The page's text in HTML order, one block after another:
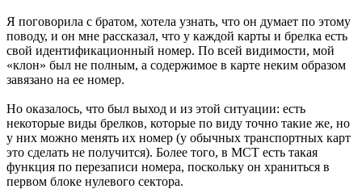
Я поговорила с братом, хотела узнать, что он думает по этому
поводу, и он мне рассказал, что у каждой карты и брелка есть
свой идентификационный номер. По всей видимости, мой
«клон» был не полным, а содержимое в карте неким образом
завязано на ее номер.
Но оказалось, что был выход и из этой ситуации: есть
некоторые виды брелков, которые по виду точно такие же, но
у них можно менять их номер (у обычных транспортных карт
это сделать не получится). Более того, в MCT есть такая
функция по перезаписи номера, поскольку он храниться в
первом блоке нулевого сектора.